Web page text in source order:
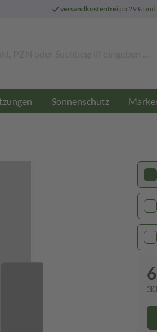
versandkostenfreiab 29 €
Sonnenschutz